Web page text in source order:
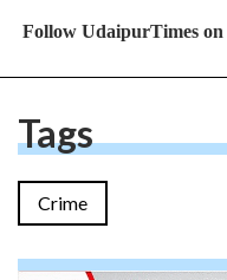
Follow UdaipurTimes on
Tags
Crime